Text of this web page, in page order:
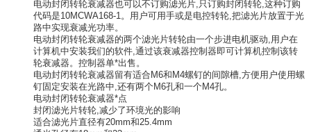
电动封闭转轮衰减器也可以不订购滤光片,只订购封闭转轮,这种订购
代码是10MCWA168-1。用户可用手或是电控转轮,把滤光片放置于光
路中实现衰减光功率。
电动封闭转轮衰减器的两个滤光片转轮由一个步进电机驱动,用户在
计算机中安装我们的软件,通过该衰减器控制器即可计算机控制该转
轮衰减器。控制器单*出售。
电动封闭转轮衰减器留有适合M6和M4螺钉的间隙槽,方便用户使用螺
钉固定安装在光路中,还有两个M6孔和一个M4孔。
电动封闭转轮衰减器*点
封闭滤光片转轮,减少了环境光的影响
适合滤光片直径有20mm和25.4mm